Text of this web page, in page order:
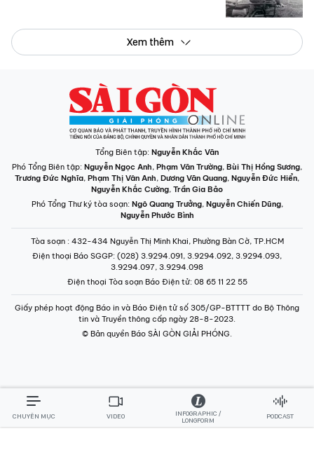
Xem thêm
Tổng Biên tập: Nguyễn Khắc Văn
Phó Tổng Biên tập: Nguyễn Ngọc Anh, Phạm Văn Trường, Bùi Thị Hồng Sương,
Trương Đức Nghĩa, Phạm Thị Vân Anh, Dương Văn Quang, Nguyễn Đức Hiển,
Nguyễn Khắc Cường, Trần Gia Bảo
Phó Tổng Thư ký tòa soạn: Ngô Quang Trưởng, Nguyễn Chiến Dũng,
Nguyễn Phước Bình
Tòa soạn : 432-434 Nguyễn Thị Minh Khai, Phường Bàn Cờ, TP.HCM
Điện thoại Báo SGGP: (028) 3.9294.091, 3.9294.092, 3.9294.093,
3.9294.097, 3.9294.098
Điện thoại Tòa soạn Báo Điện tử: 08 65 11 22 55
Giấy phép hoạt động Báo in và Báo Điện tử số 305/GP-BTTTT do Bộ Thông
tin và Truyền thông cấp ngày 28-8-2023.
© Bản quyền Báo SÀI GÒN GIẢI PHÓNG.
CHUYÊN MỤC VIDEO
INFOGRAPHIC /
LONGFORM
PODCAST